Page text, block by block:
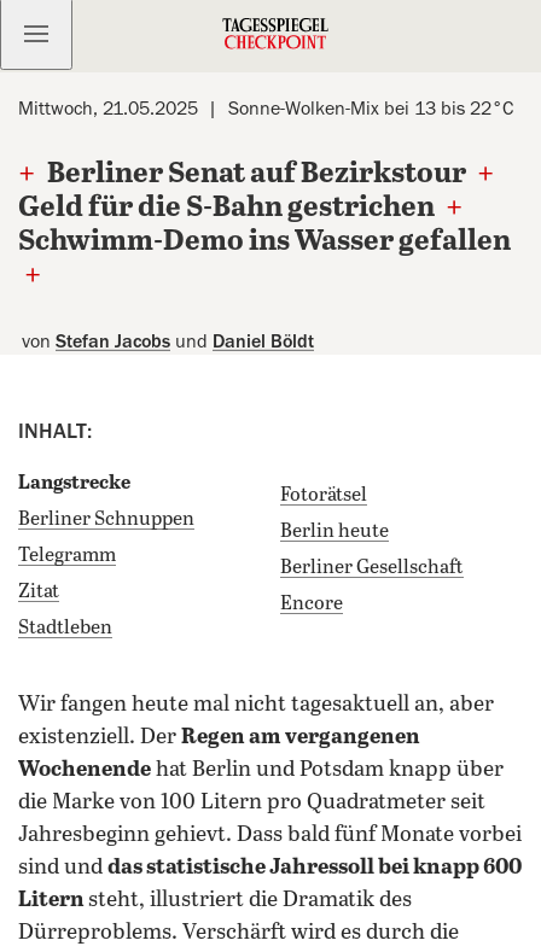
Kostenlos anmelden
Mittwoch, 21.05.2025 Sonne-Wolken-Mix bei 13 bis 22°C
+ Berliner Senat auf Bezirkstour +
Geld für die S-Bahn gestrichen +
Schwimm-Demo ins Wasser gefallen
+
von Stefan Jacobs und Daniel Böldt
INHALT:
Langstrecke
Berliner Schnuppen
Telegramm
Zitat
Stadtleben
Fotorätsel
Berlin heute
Berliner Gesellschaft
Encore
wir fangen heute mal nicht tagesaktuell an, aber
existenziell. Der Regen am vergangenen
Wochenende hat Berlin und Potsdam knapp über
die Marke von 100 Litern pro Quadratmeter seit
Jahresbeginn gehievt. Dass bald fünf Monate vorbei
sind und das statistische Jahressoll bei knapp 600
Liternsteht, illustriert die Dramatik des
Dürreproblems. Verschärft wird es durch die